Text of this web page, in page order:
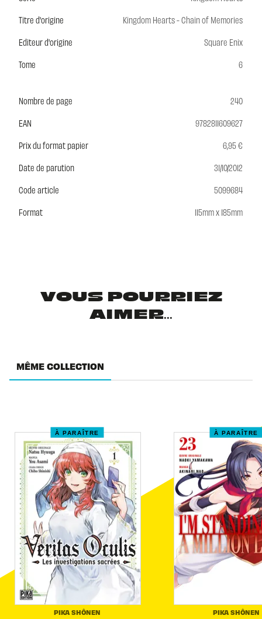
Titre d'origine
Kingdom Hearts - Chain of Memories
Editeur d'origine
Square Enix
Tome
6
Nombre de page
240
EAN
9782811609627
Prix du format papier
6,95 €
Date de parution
31/10/2012
Code article
5099684
Format
115mm x 185mm
VOUS POURRIEZ
AIMER...
MÊME COLLECTION
À PARAÎTRE
PIKA SHÔNEN
À PARAÎTRE
PIKA SHÔNEN